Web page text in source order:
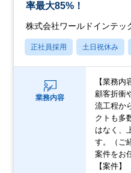
率最大85%！
株式会社ワールドインテッ
正社員採用 土日祝休み
業務内容
【業務内
顧客折衝
流工程か
クトも多
はなく、
す。（ご
案件をお
【案件】